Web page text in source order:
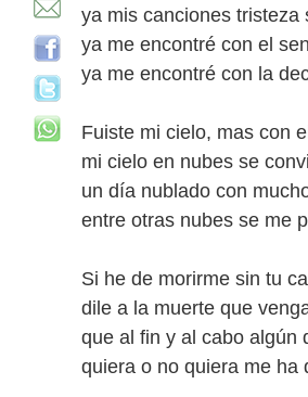
ya mis canciones tristeza
ya me encontré con el
ya me encontré con la
Fuiste mi cielo, mas con
mi cielo en nubes se
un día nublado con
entre otras nubes se me
Si he de morirme sin tu
dile a la muerte que
que al fin y al cabo algún
quiera o no quiera me ha